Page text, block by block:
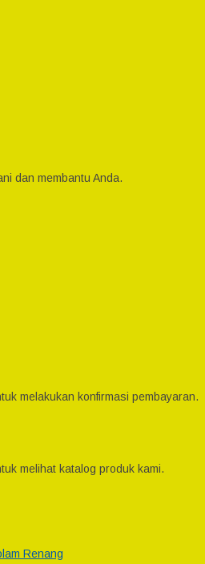
dan membantu Anda.
melakukan konfirmasi pembayaran.
melihat katalog produk kami.